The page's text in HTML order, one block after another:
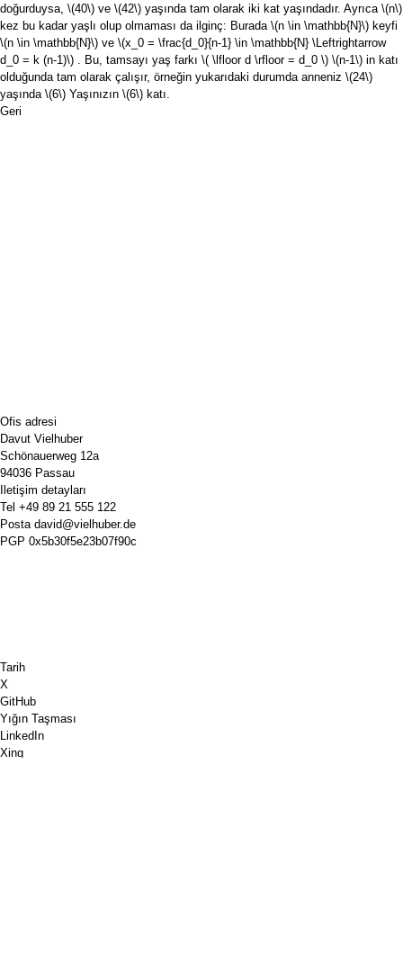
doğurduysa, \(40\) ve \(42\) yaşında tam olarak iki kat yaşındadır. Ayrıca \(n\)
kez bu kadar yaşlı olup olmaması da ilginç: Burada \(n \in \mathbb{N}\) keyfi
\(n \in \mathbb{N}\) ve \(x_0 = \frac{d_0}{n-1} \in \mathbb{N} \Leftrightarrow
d_0 = k (n-1)\) . Bu, tamsayı yaş farkı \( \lfloor d \rfloor = d_0 \) \(n-1\) in katı
olduğunda tam olarak çalışır, örneğin yukarıdaki durumda anneniz \(24\)
yaşında \(6\) Yaşınızın \(6\) katı.
Geri
Ofis adresi
Davut Vielhuber
Schönauerweg 12a
94036 Passau
Iletişim detayları
Tel +49 89 21 555 122
Posta david@vielhuber.de
PGP 0x5b30f5e23b07f90c
Tarih
X
GitHub
Yığın Taşması
LinkedIn
Xing